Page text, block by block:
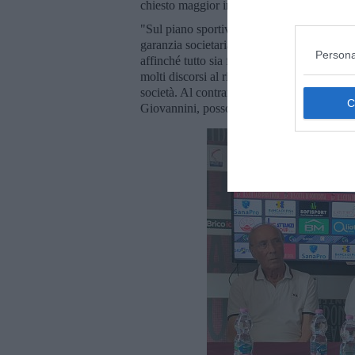
chiesto maggior impegno e noi
"Sul piano sportivo abbiamo fortemente
garanzia societaria - ha aggiunto - per
affinché tutto sia fatto al meglio,
molti discorsi al riguardo, Ecofor non
società. Al contrario, nonostante gli anni
Giovannini, posso dire senz'altro che